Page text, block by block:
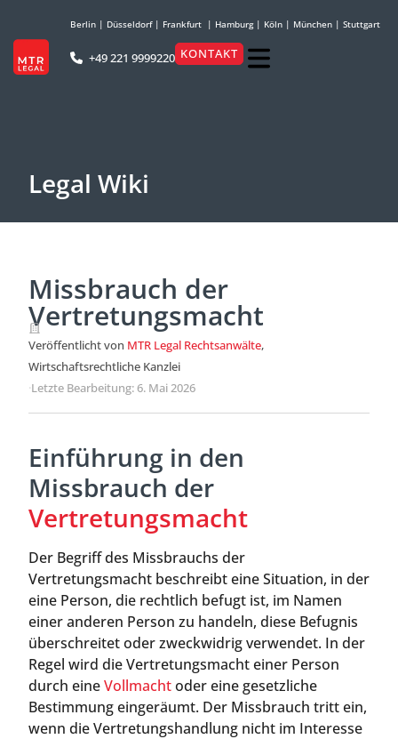
Berlin | Düsseldorf| Frankfurt | Hamburg| Köln | München | Stuttgart
+49 221 9999220 KONTAKT
Legal Wiki
Missbrauch der
Vertretungsmacht
Veröffentlicht von MTR Legal Rechtsanwälte,
Wirtschaftsrechtliche Kanzlei
·Letzte Bearbeitung: 6. Mai 2026
Einführung in den
Missbrauch der
Vertretungsmacht
Der Begriff des Missbrauchs der
Vertretungsmacht beschreibt eine Situation, in der
eine Person, die rechtlich befugt ist, im Namen
einer anderen Person zu handeln, diese Befugnis
überschreitet oder zweckwidrig verwendet. In der
Regel wird die Vertretungsmacht einer Person
durch eineVollmachtoder eine gesetzliche
Bestimmung eingeräumt. Der Missbrauch tritt ein,
wenn die Vertretungshandlung nicht im Interesse